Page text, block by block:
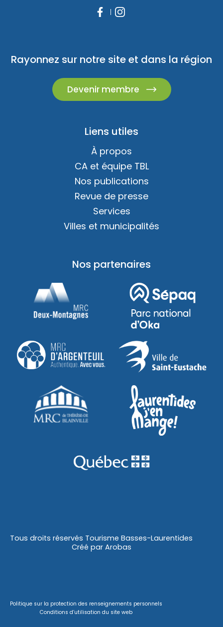
Intermiel Inc.
Oka
St-André-d'Argenteuil
St-André-d'Argenteuil
Rayonnez sur notre site et dans la région
Devenir membre
Liens utiles
À propos
CA et équipe TBL
Nos publications
Revue de presse
Services
Villes et municipalités
Nos partenaires
Tous droits réservés Tourisme Basses-Laurentides
Créé par Arobas
Politique sur la protection des renseignements personnels
Conditions d’utilisation du site web